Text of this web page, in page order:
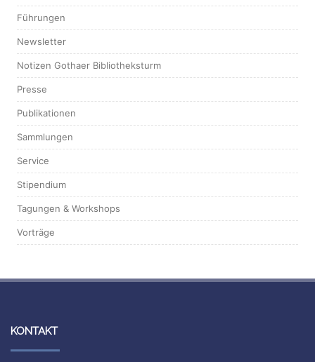
Führungen
Newsletter
Notizen Gothaer Bibliotheksturm
Presse
Publikationen
Sammlungen
Service
Stipendium
Tagungen & Workshops
Vorträge
KONTAKT